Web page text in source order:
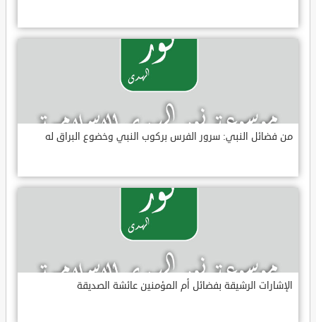
من فضائل النبي: سرور الفرس بركوب النبي وخضوع البراق له
الإشارات الرشيقة بفضائل أم المؤمنين عائشة الصديقة